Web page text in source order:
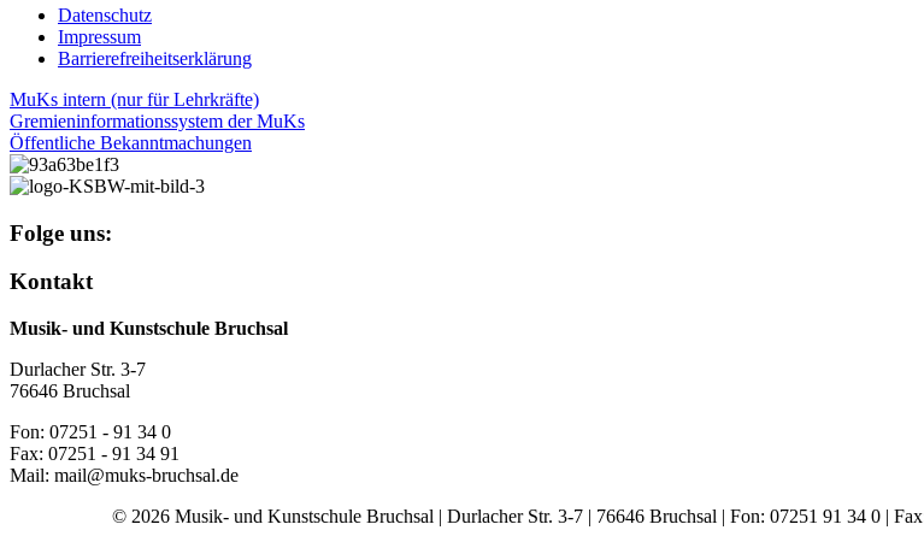
Datenschutz
Impressum
Barrierefreiheitserklärung
MuKs intern (nur für Lehrkräfte)
Gremieninformationssystem der MuKs
Öffentliche Bekanntmachungen
Folge uns:
Kontakt
Musik- und Kunstschule Bruchsal
Durlacher Str. 3-7
76646 Bruchsal
Fon: 07251 - 91 34 0
Fax: 07251 - 91 34 91
Mail: mail@muks-bruchsal.de
© 2026 Musik- und Kunstschule Bruchsal | Durlacher Str. 3-7 | 76646 Bruchsal | Fon: 07251 91 34 0 |